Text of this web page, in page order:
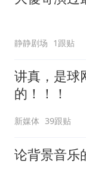
静静剧场 1跟贴
讲真，是球
的！！！
新媒体 39跟贴
论背景音乐